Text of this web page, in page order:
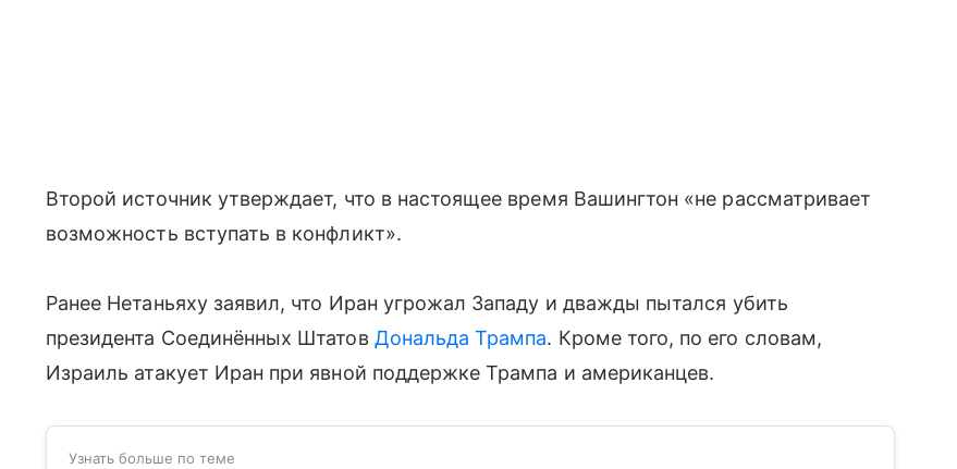
Второй источник утверждает, что в настоящее время Вашингтон «не рассматривает
возможность вступать в конфликт».
Ранее Нетаньяху заявил, что Иран угрожал Западу и дважды пытался убить
президента Соединённых Штатов Дональда Трампа. Кроме того, по его словам,
Израиль атакует Иран при явной поддержке Трампа и американцев.
Узнать больше по теме